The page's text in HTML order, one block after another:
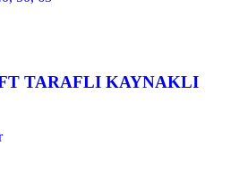
TARAFLI KAYNAKLI